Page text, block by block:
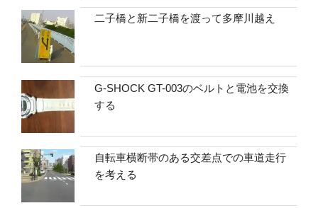
二子橋と新二子橋を渡って多摩川越え
G-SHOCK GT-003のベルトと電池を交換
する
自転車横断帯のある交差点での車道走行
を考える